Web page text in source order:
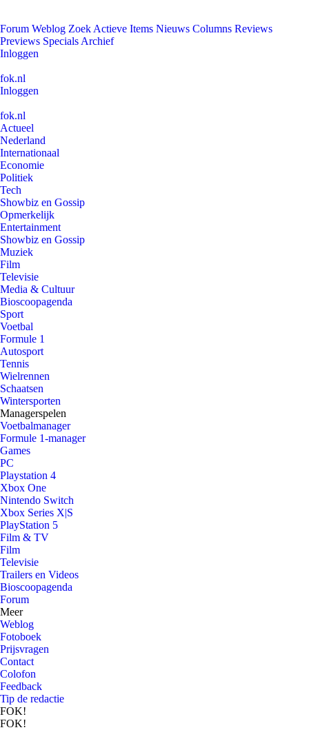
Forum Weblog Zoek Actieve Items Nieuws Columns Reviews
Previews Specials Archief
Inloggen
fok.nl
Inloggen
fok.nl
Actueel
Nederland
Internationaal
Economie
Politiek
Tech
Showbiz en Gossip
Opmerkelijk
Entertainment
Showbiz en Gossip
Muziek
Film
Televisie
Media & Cultuur
Bioscoopagenda
Sport
Voetbal
Formule 1
Autosport
Tennis
Wielrennen
Schaatsen
Wintersporten
Managerspelen
Voetbalmanager
Formule 1-manager
Games
PC
Playstation 4
Xbox One
Nintendo Switch
Xbox Series X|S
PlayStation 5
Film & TV
Film
Televisie
Trailers en Videos
Bioscoopagenda
Forum
Meer
Weblog
Fotoboek
Prijsvragen
Contact
Colofon
Feedback
Tip de redactie
FOK!
FOK!